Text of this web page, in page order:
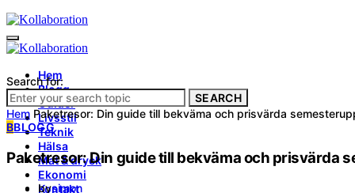
Hem
Blogg
Guider
Livsstil
Teknik
Hälsa
Mat & dryck
Ekonomi
Kontakt
Search for:
SEARCH
Hem Paketresor: Din guide till bekväma och prisvärda
BBLOGG
Paketresor: Din guide till bekväma och prisvärda
bysimon